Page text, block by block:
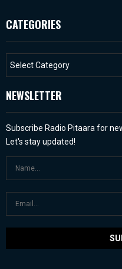
CATEGORIES
NEWSLETTER
Subscribe Radio Pitaara for
Let's stay updated!